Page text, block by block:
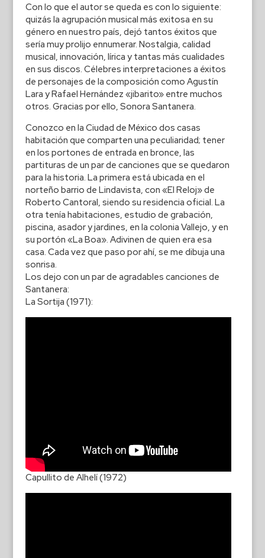
Con lo que el autor se queda es con lo siguiente:
quizás la agrupación musical más exitosa en su
género en nuestro país, dejó tantos éxitos que
sería muy prolijo ennumerar. Nostalgia, calidad
musical, innovación, lírica y tantas más cualidades
en sus discos. Célebres interpretaciones a éxitos
de personajes de la composición como Agustín
Lara y Rafael Hernández «jibarito» entre muchos
otros. Gracias por ello, Sonora Santanera.
Conozco en la Ciudad de México dos casas
habitación que comparten una peculiaridad; tener
en los portones de entrada en bronce, las
partituras de un par de canciones que se quedaron
para la historia. La primera está ubicada en el
norteño barrio de Lindavista, con «El Reloj» de
Roberto Cantoral, siendo su residencia oficial. La
otra tenía habitaciones, estudio de grabación,
piscina, asador y jardines, en la colonia Vallejo, y en
su portón «La Boa». Adivinen de quien era esa
casa. Cada vez que paso por ahí, se me dibuja una
sonrisa.
Los dejo con un par de agradables canciones de
Santanera:
La Sortija (1971):
Capullito de Alhelí (1972)